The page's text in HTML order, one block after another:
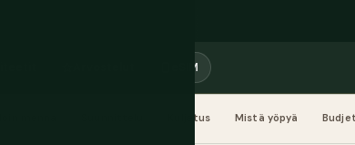
eSIM
Kuljetus Mistä yöpyä